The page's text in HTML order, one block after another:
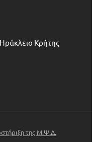
Κρήτης
της Μ.Ψ.Δ.